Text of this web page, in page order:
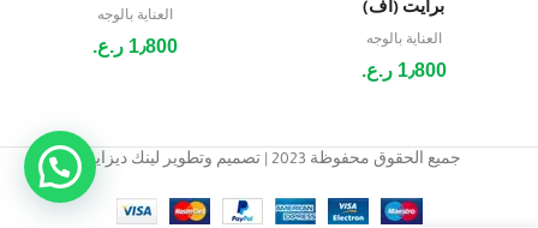
برايت (اف)
العناية بالوجه
1٫800 ر.ع.
العناية بالوجه
1٫800 ر.ع.
جميع الحقوق محفوظة 2023 | تصميم وتطوير لينك ديزاين.